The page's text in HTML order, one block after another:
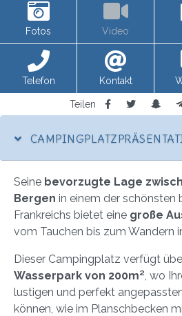
Fotos Video
Telefon Kontakt
Teilen
Seine bevorzugte Lage
Bergen in einem der schönsten
Frankreichs bietet eine große
vom Tauchen bis zum Wandern
Dieser Campingplatz verfügt
Wasserpark von 200m² , wo
lustigen und perfekt
können, wie im Planschbecken